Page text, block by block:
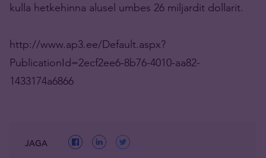
kulla hetkehinna alusel umbes 26 miljardit dollarit.
http://www.ap3.ee/Default.aspx?
PublicationId=2ecf2ee6-8b76-4010-aa82-
1433174a6866
JAGA